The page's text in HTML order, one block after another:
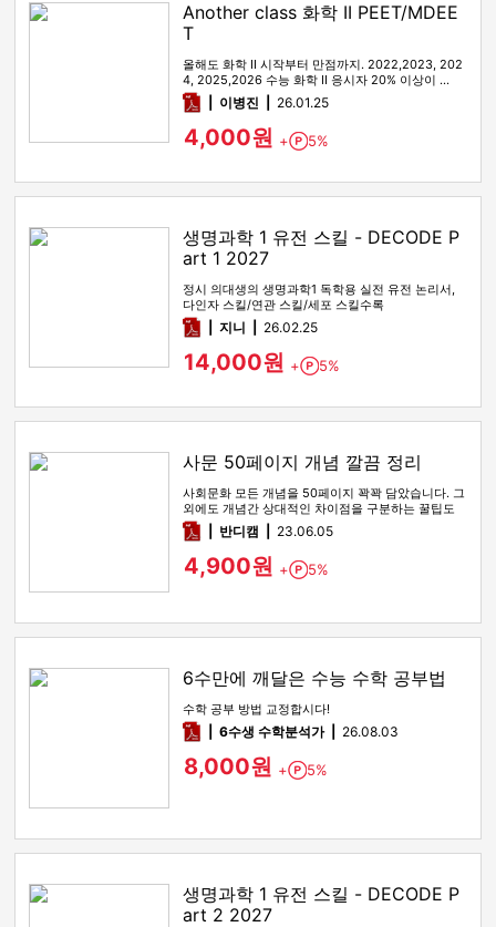
Another class 화학 II PEET/MDEE
T
올해도 화학 II 시작부터 만점까지. 2022,2023, 202
4, 2025,2026 수능 화학 II 응시자 20% 이상이 …
pdf이병진 26.01.25
4,000원 + Point
5%
생명과학 1 유전 스킬 - DECODE P
art 1 2027
정시 의대생의 생명과학1 독학용 실전 유전 논리서,
다인자 스킬/연관 스킬/세포 스킬수록
pdf지니 26.02.25
14,000원 + Point
5%
사문 50페이지 개념 깔끔 정리
사회문화 모든 개념을 50페이지 꽉꽉 담았습니다. 그
외에도 개념간 상대적인 차이점을 구분하는 꿀팁도
함께 있습니다
pdf반디캠 23.06.05
4,900원 + Point
5%
6수만에 깨달은 수능 수학 공부법
수학 공부 방법 교정합시다!
pdf6수생 수학분석가 26.08.03
8,000원 + Point
5%
생명과학 1 유전 스킬 - DECODE P
art 2 2027